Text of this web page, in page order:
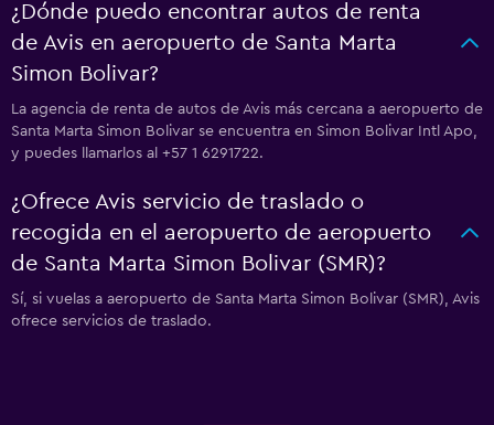
¿Dónde puedo encontrar autos de renta
de Avis en aeropuerto de Santa Marta
Simon Bolivar?
La agencia de renta de autos de Avis más cercana a aeropuerto de
Santa Marta Simon Bolivar se encuentra en Simon Bolivar Intl Apo,
y puedes llamarlos al +57 1 6291722.
¿Ofrece Avis servicio de traslado o
recogida en el aeropuerto de aeropuerto
de Santa Marta Simon Bolivar (SMR)?
Sí, si vuelas a aeropuerto de Santa Marta Simon Bolivar (SMR), Avis
ofrece servicios de traslado.